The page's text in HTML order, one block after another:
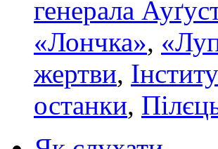
генерала
«Лончка»,
жертви,
останки,